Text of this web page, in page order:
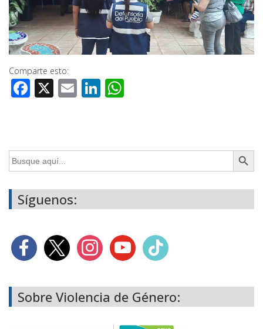
Comparte esto:
Facebook
X EmailLinkedIn
Buscar: Botón de
Síguenos:
Sobre Violencia de Género: